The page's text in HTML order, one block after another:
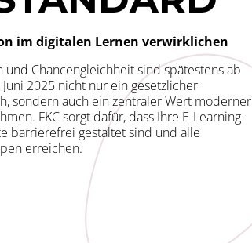
im digitalen Lernen verwirklichen
und Chancengleichheit sind spätestens ab
2025 nicht nur ein gesetzlicher
sondern auch ein zentraler Wert moderner
FKC sorgt dafür, dass Ihre E-Learning-
barrierefrei gestaltet sind und alle
erreichen.